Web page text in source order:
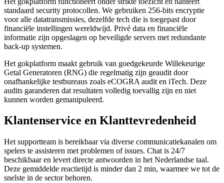
standaard security protocollen. We gebruiken 256-bits encryptie
voor alle datatransmissies, dezelfde tech die is toegepast door
financiële instellingen wereldwijd. Privé data en financiële
informatie zijn opgeslagen op beveiligde servers met redundante
back-up systemen.
Het gokplatform maakt gebruik van goedgekeurde Willekeurige
Getal Generatoren (RNG) die regelmatig zijn geaudit door
onafhankelijke testbureaus zoals eCOGRA audit en iTech. Deze
audits garanderen dat resultaten volledig toevallig zijn en niet
kunnen worden gemanipuleerd.
Klantenservice en Klanttevredenheid
Het supportteam is bereikbaar via diverse communicatiekanalen om
spelers te assisteren met problemen of issues. Chat is 24/7
beschikbaar en levert directe antwoorden in het Nederlandse taal.
Deze gemiddelde reactietijd is minder dan 2 min, waarmee we tot de
snelste in de sector behoren.